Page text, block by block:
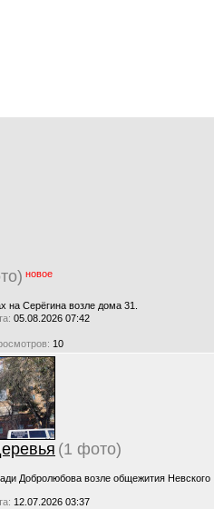
новое
на Серёгина возле дома 31.
05.08.2026 07:42
10
(1 фото)
Добролюбова возле общежития Невского
12.07.2026 03:37